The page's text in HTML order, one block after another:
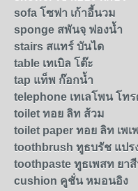
sofa โซฟา เก้าอี้นวม
sponge สพันจฺ ฟองนํ้า
stairs สแทร์ บันได
table เทเบิล โต๊ะ
tap แท็พ ก๊อกนํ้า
telephone เทเลโพน โท
toilet ทอย ลิท ส้วม
toilet paper ทอย ลิท เพเ
toothbrush ทูธบรัช แปร
toothpaste ทูธเพสท ยา
cushion คูชั่น หมอนอิง